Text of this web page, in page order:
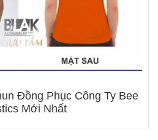
Đồng Phục Công Ty Bee
Mới Nhất